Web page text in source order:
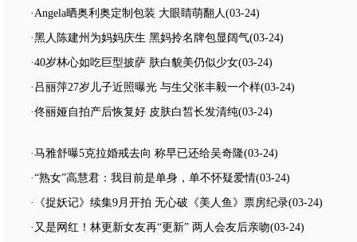
·Angela晒奥利奥定制包装 大眼睛萌翻人(03-24)
·黑人陈建州为妈妈庆生 黑妈拎名牌包显阔气(03-24)
·40岁林心如吃巨型披萨 肤白貌美仍似少女(03-24)
·吕丽萍27岁儿子近照曝光 与生父张丰毅一个样(03-24)
·佟丽娅自拍产后恢复好 皮肤白皙长发清纯(03-24)
·马雅舒曝5克拉婚戒去向 称早已还给吴奇隆(03-24)
·“熟女”高慧君：我目前是单身，单不怀疑爱情(03-24)
·《捉妖记》续集9月开拍 无心破《美人鱼》票房纪录(03-24)
·又是网红！林更新女友再“更新” 两人会友后亲吻(03-24)